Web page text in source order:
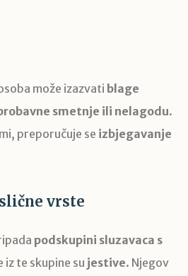
može izazvati blage
smetnje ili nelagodu.
preporučuje se izbjegavanje
vrste
podskupini sluzavaca s
iz te skupine su jestive. Njegov